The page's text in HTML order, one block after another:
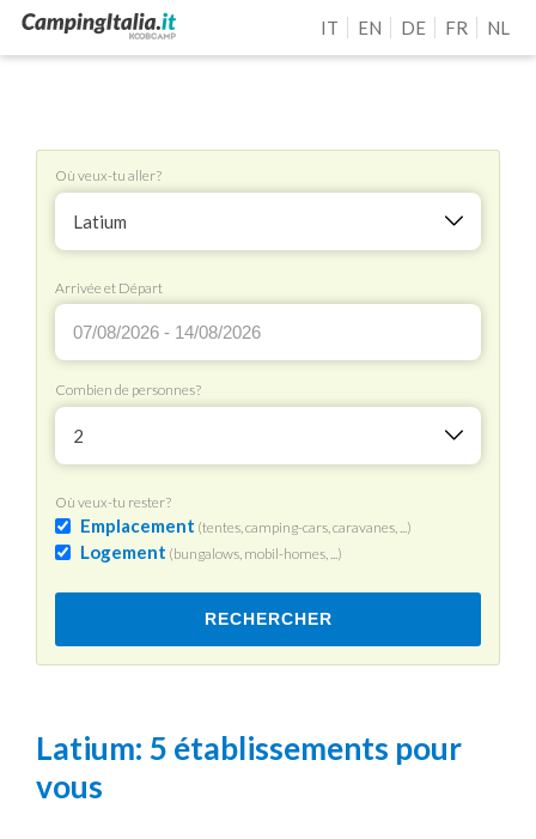
IT EN DE FR NL
Où veux-tu aller?
Latium
Arrivée et Départ
Combien de personnes?
2
Où veux-tu rester?
Emplacement (tentes, camping-cars, caravanes, ...)
Logement (bungalows, mobil-homes, ...)
RECHERCHER
Latium: 5 établissements pour
vous